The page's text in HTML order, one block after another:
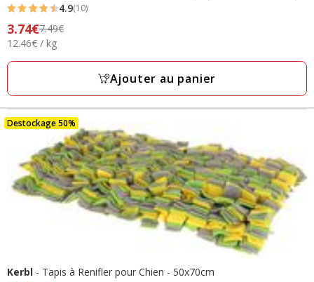
4.9
étoiles
avec
10
4.9(10)
Prix
précédent
7.49€,
final
3.74€
3.74€7.49€
12.46€
Kg
12.46€ / kg
Ajouter au panier
Destockage 50%
Kerbl - Tapis à Renifler pour Chien - 50x70cm